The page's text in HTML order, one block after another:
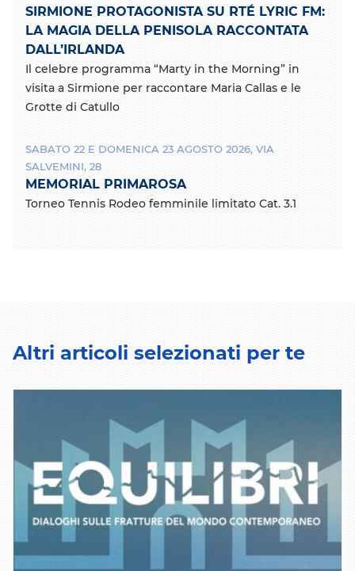
SIRMIONE PROTAGONISTA SU RTÉ LYRIC FM:
LA MAGIA DELLA PENISOLA RACCONTATA
DALL’IRLANDA
Il celebre programma “Marty in the Morning” in
visita a Sirmione per raccontare Maria Callas e le
Grotte di Catullo
SABATO 22 E DOMENICA 23 AGOSTO 2026, VIA
SALVEMINI, 28
MEMORIAL PRIMAROSA
Torneo Tennis Rodeo femminile limitato Cat. 3.1
Altri articoli selezionati per te